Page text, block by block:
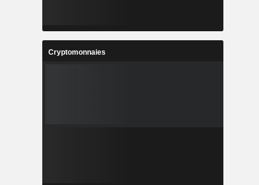
Cryptomonnaies